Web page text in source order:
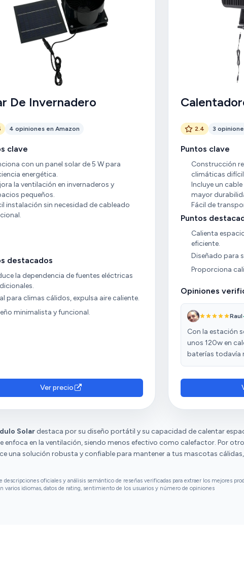
De Invernadero
4 opiniones en Amazon
clave
con un panel solar de 5 W para
energética.
la ventilación en invernaderos y
pequeños.
instalación sin necesidad de cableado
destacados
la dependencia de fuentes eléctricas
para climas cálidos, expulsa aire caliente.
minimalista y funcional.
Ver precio
2.4 3
Puntos clave
Construcción
climáticas
Incluye un
mayor
Fácil de
Puntos
Calienta
eficiente.
Diseñado para
Proporciona
Opiniones
Raul
Con la estación
unos 120w en
baterías todavía
Solar destaca por su diseño portátil y su capacidad de calentar
enfoca en la ventilación, siendo menos efectivo como calefactor. Por
una solución robusta y confiable para mantener a tus mascotas
oficiales y análisis semántico de reseñas verificadas para extraer los mejores
varios idiomas, datos de rating, sentimiento de los usuarios y número de opiniones